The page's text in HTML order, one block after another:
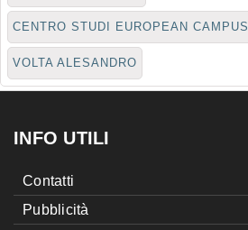
CENTRO STUDI EUROPEAN CAMPUS
VOLTA ALESANDRO
INFO UTILI
Contatti
Pubblicità